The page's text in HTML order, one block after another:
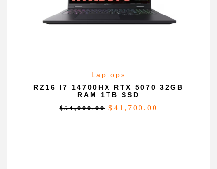
Laptops
RZ16 I7 14700HX RTX 5070 32GB
RAM 1TB SSD
$54,000.00 $41,700.00